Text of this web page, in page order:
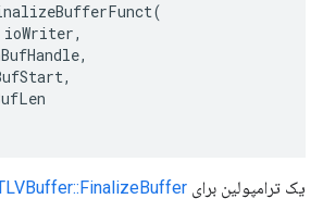
ioWriter,
یک ترامپولین برای